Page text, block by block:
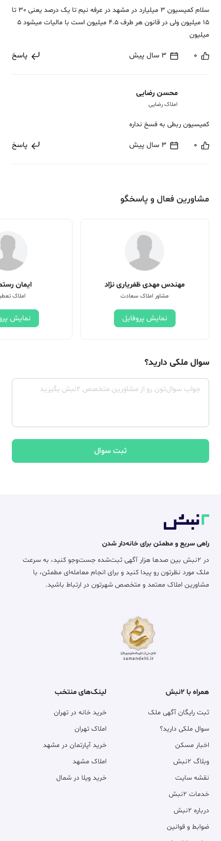
سلام کمیسیون 3 میلیارد در مشهد در عرفه نیم تا یک درصد یعنی 30 تا
15 میلیون ولی در قانون هر طرف 4.5 میلیون است با مالیات میشود 5
میلیون
0 3 سال پیش پاسخ
محسن رضایی
املاک رضایی
کمیسیون ربطی به فسخ نداره
0 3 سال پیش پاسخ
مشاورین فعال و پاسخگو
مهندس مهدی ظفریاری نژاد
مشاور املاک سعادت
نمایش پروفایل
ایمان
املاک
نمایش
سوال ملکی دارید؟
ثبت سوال
راهی سریع و مطمئن برای خانه‌دار شدن
در ۲نبش بین صدها هزار آگهی ثبت‌شده جست‌وجو کنید، به سرعت
ملک مورد نظرتون رو پیدا کنید و برای انجام معامله‌ای مطمئن، با
مشاورین املاک معتمد و متخصص شهرتون در ارتباط باشید.
همراه با ۲نبش
ثبت رایگان آگهی ملک
سوال ملکی دارید؟
اخبار مسکن
وبلاگ ۲نبش
نقشه سایت
خدمات ۲نبش
درباره ۲نبش
ضوابط و قوانین
لینک‌های منتخب
خرید خانه در تهران
املاک تهران
خرید آپارتمان در مشهد
املاک مشهد
خرید ویلا در شمال